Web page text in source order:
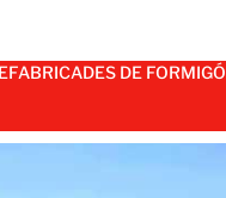
DE FORMIGÓ